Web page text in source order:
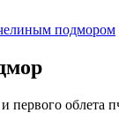
подмором
первого